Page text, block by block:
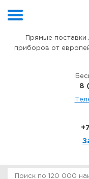
Прямые
приборов от
8